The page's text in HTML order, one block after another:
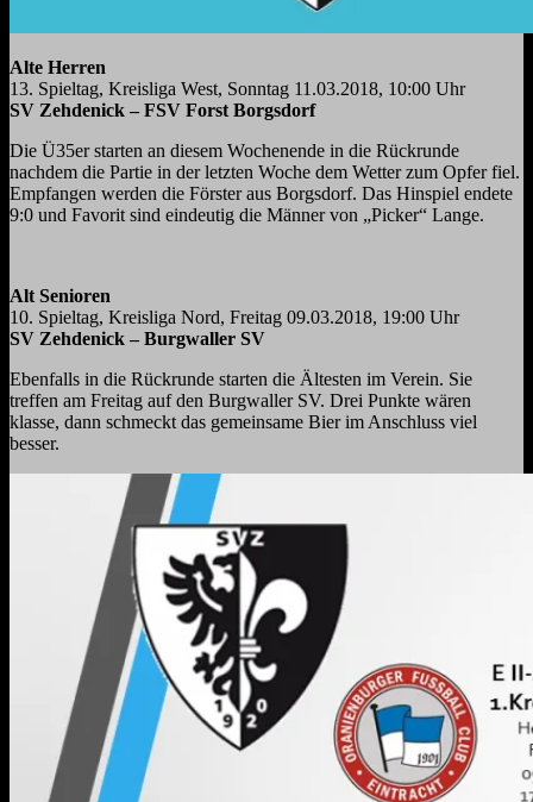
Alte Herren
13. Spieltag, Kreisliga West, Sonntag 11.03.2018, 10:00 Uhr
SV Zehdenick – FSV Forst Borgsdorf
Die Ü35er starten an diesem Wochenende in die Rückrunde
nachdem die Partie in der letzten Woche dem Wetter zum Opfer fiel.
Empfangen werden die Förster aus Borgsdorf. Das Hinspiel endete
9:0 und Favorit sind eindeutig die Männer von „Picker“ Lange.
Alt Senioren
10. Spieltag, Kreisliga Nord, Freitag 09.03.2018, 19:00 Uhr
SV Zehdenick – Burgwaller SV
Ebenfalls in die Rückrunde starten die Ältesten im Verein. Sie
treffen am Freitag auf den Burgwaller SV. Drei Punkte wären
klasse, dann schmeckt das gemeinsame Bier im Anschluss viel
besser.